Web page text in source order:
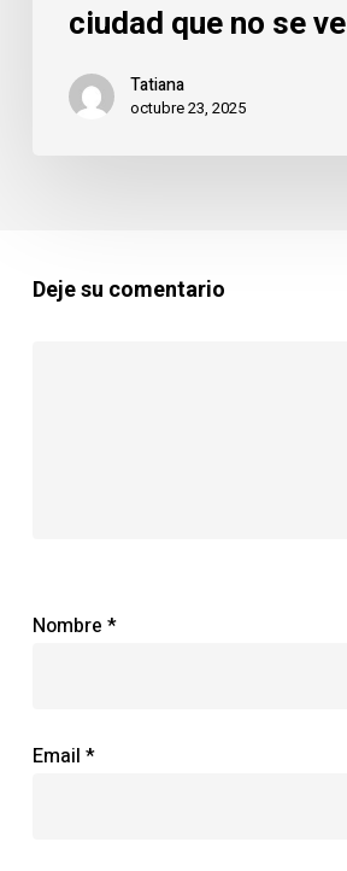
ciudad que no se ve
Tatiana
octubre 23, 2025
Deje su comentario
Nombre *
Email *